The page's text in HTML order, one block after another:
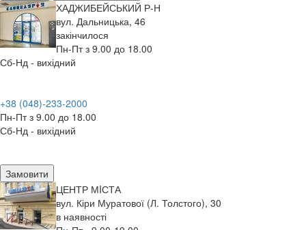
ХАДЖИБЕЙСЬКИЙ Р-Н
вул. Дальницька, 46
закінчилося
Пн-Пт з 9.00 до 18.00
Сб-Нд - вихідний
+38 (048)-233-2000
Пн-Пт з 9.00 до 18.00
Сб-Нд - вихідний
Замовити
ЦЕНТР МIСТА
вул. Кіри Муратової (Л. Толстого), 30
в наявності